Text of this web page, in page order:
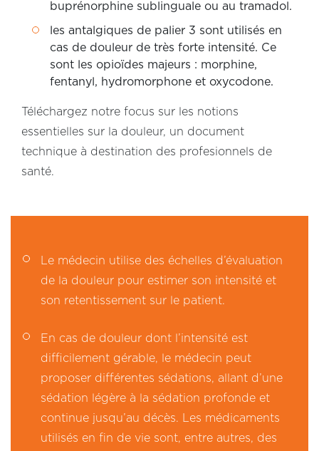
buprénorphine sublinguale ou au tramadol.
les antalgiques de palier 3 sont utilisés en
cas de douleur de très forte intensité. Ce
sont les opioïdes majeurs : morphine,
fentanyl, hydromorphone et oxycodone.
Téléchargez notre focus sur les notions
essentielles sur la douleur, un document
technique à destination des profesionnels de
santé.
Le médecin utilise des échelles d’évaluation
de la douleur pour estimer son intensité et
son retentissement sur le patient.
En cas de douleur dont l’intensité est
difficilement gérable, le médecin peut
proposer différentes sédations, allant d’une
sédation légère à la sédation profonde et
continue jusqu’au décès. Les médicaments
utilisés en fin de vie sont, entre autres, des